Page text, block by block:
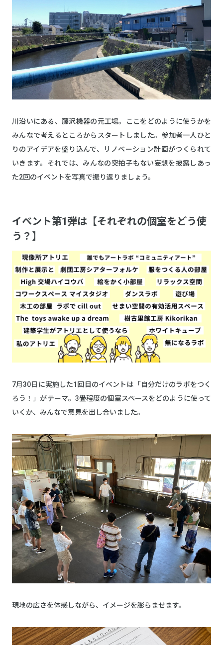
川沿いにある、藤沢機器の元工場。ここをどのように使うかを
みんなで考えるところからスタートしました。参加者一人ひと
りのアイデアを盛り込んで、リノベーション計画がつくられて
いきます。それでは、みんなの突拍子もない妄想を披露しあっ
た2回のイベントを写真で振り返りましょう。
イベント第1弾は【それぞれの個室をどう使
う？】
7月30日に実施した1回目のイベントは「自分だけのラボをつく
ろう！」がテーマ。3畳程度の個室スペースをどのように使って
いくか、みんなで意見を出し合いました。
現地の広さを体感しながら、イメージを膨らませます。